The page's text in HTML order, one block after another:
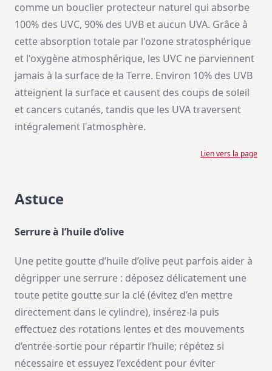
comme un bouclier protecteur naturel qui absorbe
100% des UVC, 90% des UVB et aucun UVA. Grâce à
cette absorption totale par l'ozone stratosphérique
et l'oxygène atmosphérique, les UVC ne parviennent
jamais à la surface de la Terre. Environ 10% des UVB
atteignent la surface et causent des coups de soleil
et cancers cutanés, tandis que les UVA traversent
intégralement l'atmosphère.
Lien vers la page
Astuce
Serrure à l’huile d’olive
Une petite goutte d’huile d’olive peut parfois aider à
dégripper une serrure : déposez délicatement une
toute petite goutte sur la clé (évitez d’en mettre
directement dans le cylindre), insérez-la puis
effectuez des rotations lentes et des mouvements
d’entrée-sortie pour répartir l’huile; répétez si
nécessaire et essuyez l’excédent pour éviter